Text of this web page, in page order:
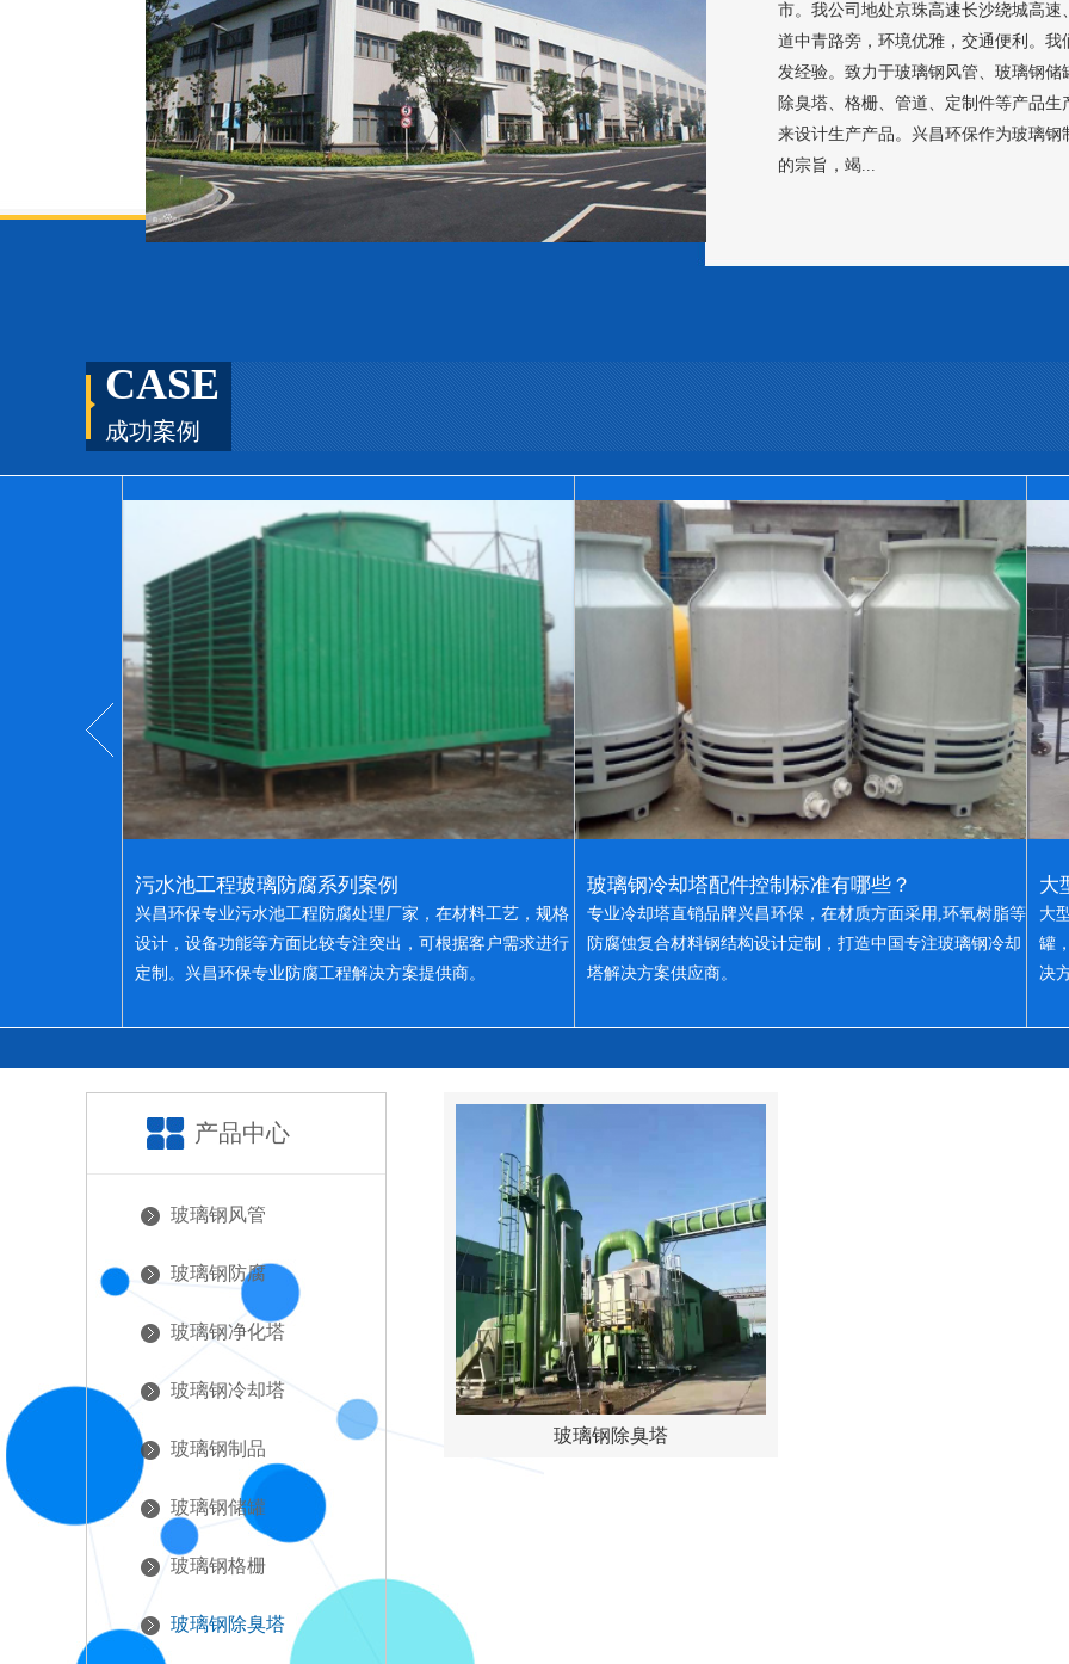
市。我公司地处京珠高速长沙绕城高
道中青路旁，环境优雅，交通便利。
发经验。致力于玻璃钢风管、玻璃钢
除臭塔、格栅、管道、定制件等产品
来设计生产产品。兴昌环保作为玻璃
的宗旨，竭...
CASE
成功案例
污水池工程玻璃防腐系列案例
兴昌环保专业污水池工程防腐处理厂家，在材料工艺，规格
设计，设备功能等方面比较专注突出，可根据客户需求进行
定制。兴昌环保专业防腐工程解决方案提供商。
玻璃钢冷却塔配件控制标准有哪些？
专业冷却塔直销品牌兴昌环保，在材质方面采用,环氧树脂等
防腐蚀复合材料钢结构设计定制，打造中国专注玻璃钢冷却
塔解决方案供应商。
大
大
罐
决
产品中心
玻璃钢风管
玻璃钢防腐
玻璃钢净化塔
玻璃钢冷却塔
玻璃钢制品
玻璃钢储罐
玻璃钢格栅
玻璃钢除臭塔
玻璃钢风管用在这些地方